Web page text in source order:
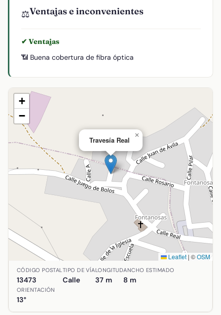
⚖️Ventajas e inconvenientes
✔ Ventajas
📶 Buena cobertura de fibra óptica
Travesía Real
×
+
−
Leaflet | ©OSM
Ubicación de Travesía Real en Abenójar, Ciudad Real.
CÓDIGO POSTAL
13473
TIPO DE VÍA
Calle
LONGITUD
37 m
ANCHO ESTIMADO
8 m
ORIENTACIÓN
13°